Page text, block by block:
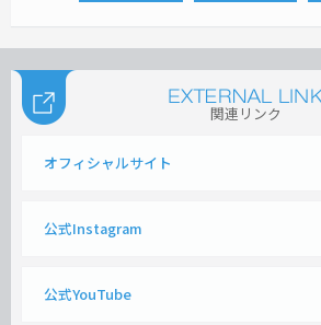
関連リンク
オフィシャルサイト
公式Instagram
公式YouTube